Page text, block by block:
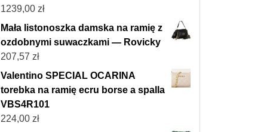
1239,00 zł
Mała listonoszka damska na ramię z
ozdobnymi suwaczkami — Rovicky
207,57 zł
Valentino SPECIAL OCARINA
torebka na ramię ecru borse a spalla
VBS4R101
224,00 zł